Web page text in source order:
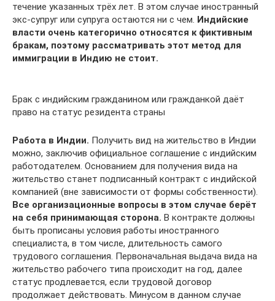
течение указанных трёх лет. В этом случае иностранный
экс-супруг или супруга остаются ни с чем. Индийские
власти очень категорично относятся к фиктивным
бракам, поэтому рассматривать этот метод для
иммиграции в Индию не стоит.
Брак с индийским гражданином или гражданкой даёт
право на статус резидента страны
Работа в Индии. Получить вид на жительство в Индии
можно, заключив официальное соглашение с индийским
работодателем. Основанием для получения вида на
жительство станет подписанный контракт с индийской
компанией (вне зависимости от формы собственности).
Все организационные вопросы в этом случае берёт
на себя принимающая сторона. В контракте должны
быть прописаны условия работы иностранного
специалиста, в том числе, длительность самого
трудового соглашения. Первоначальная выдача вида на
жительство рабочего типа происходит на год, далее
статус продлевается, если трудовой договор
продолжает действовать. Минусом в данном случае